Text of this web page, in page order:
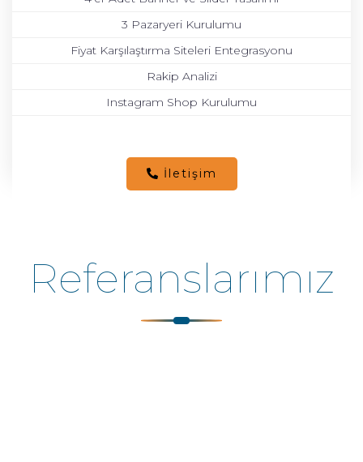
3 Pazaryeri Kurulumu
Fiyat Karşılaştırma Siteleri Entegrasyonu
Rakip Analizi
Instagram Shop Kurulumu
İletişim
Referanslarımız